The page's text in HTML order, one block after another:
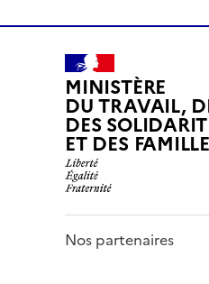
MINISTÈRE
DU TRAVAIL,
DES
ET DES
Nos partenaires